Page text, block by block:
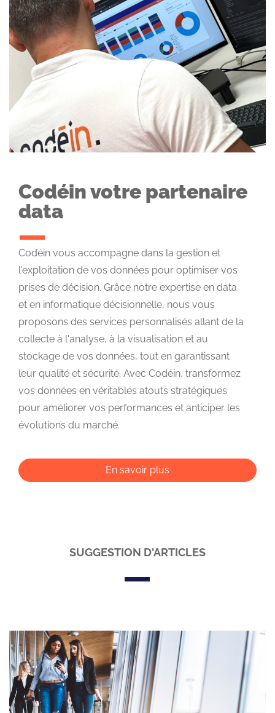
Codéin votre partenaire
data
Codéin vous accompagne dans la gestion et
l'exploitation de vos données pour optimiser vos
prises de décision. Grâce notre expertise en data
et en informatique décisionnelle, nous vous
proposons des services personnalisés allant de la
collecte à l'analyse, à la visualisation et au
stockage de vos données, tout en garantissant
leur qualité et sécurité. Avec Codéin, transformez
vos données en véritables atouts stratégiques
pour améliorer vos performances et anticiper les
évolutions du marché.
En savoir plus
SUGGESTION D'ARTICLES